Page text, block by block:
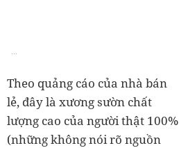
Theo quảng cáo của nhà bán
lẻ, đây là xương sườn chất
lượng cao của người thật 100%
(những không nói rõ nguồn